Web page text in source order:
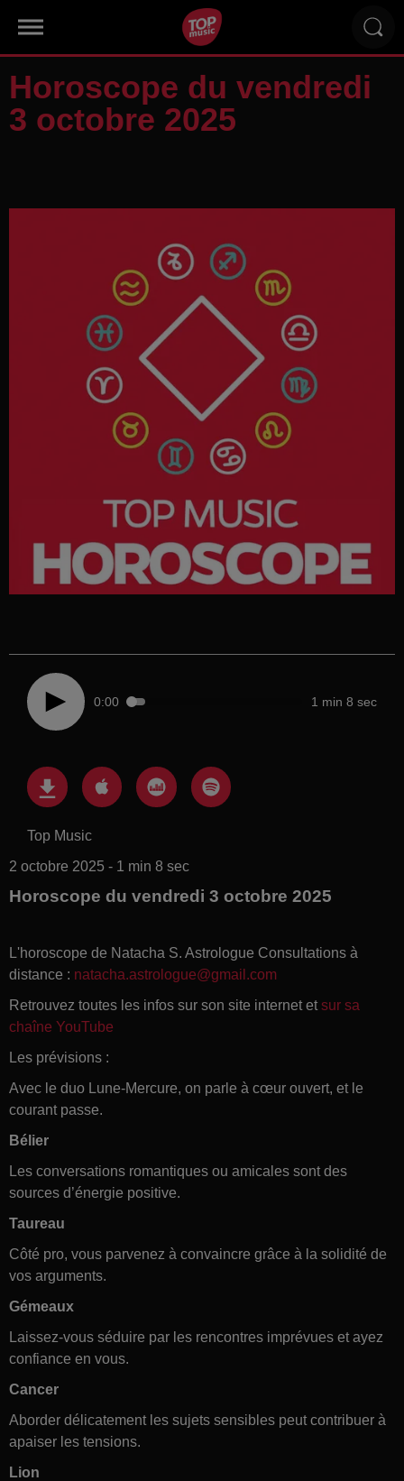
Horoscope du vendredi
3 octobre 2025
0:00 1 min 8 sec
Top Music
2 octobre 2025 - 1 min 8 sec
Horoscope du vendredi 3 octobre 2025
L'horoscope de Natacha S. Astrologue Consultations à
distance : natacha.astrologue@gmail.com
Retrouvez toutes les infos sur son site internet et sur sa
chaîne YouTube
Les prévisions :
Avec le duo Lune-Mercure, on parle à cœur ouvert, et le
courant passe.
Bélier
Les conversations romantiques ou amicales sont des
sources d’énergie positive.
Taureau
Côté pro, vous parvenez à convaincre grâce à la solidité de
vos arguments.
Gémeaux
Laissez-vous séduire par les rencontres imprévues et ayez
confiance en vous.
Cancer
Aborder délicatement les sujets sensibles peut contribuer à
apaiser les tensions.
Lion